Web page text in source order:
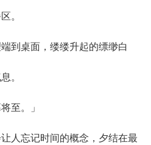
。
桌面，缕缕升起的缥缈白
。
至。」
忘记时间的概念，夕结在最